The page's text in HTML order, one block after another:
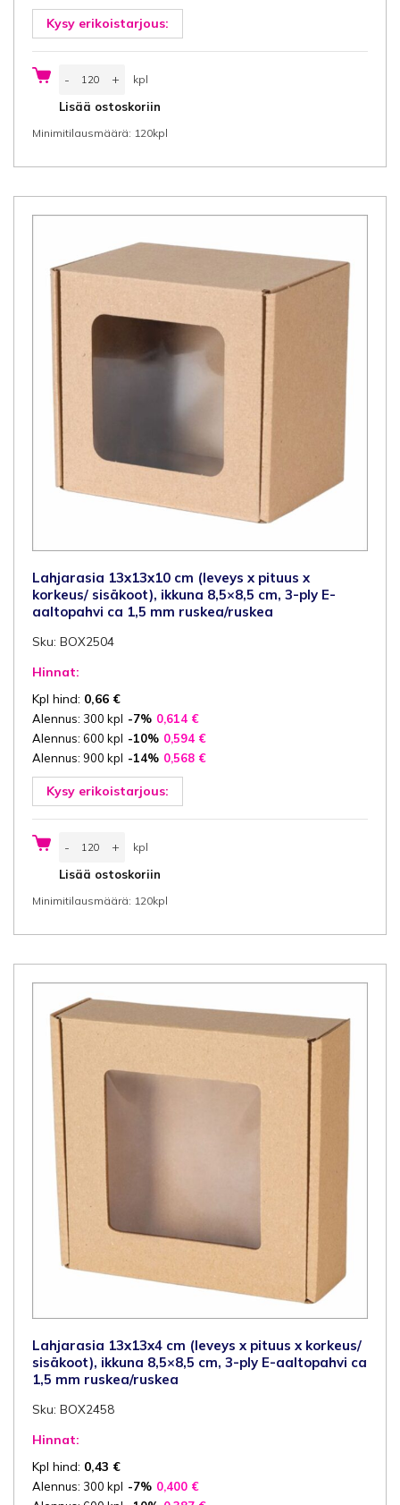
Kysy erikoistarjous:
-
11x11x2
(leveys
pituus
sisäkoot),
5x5
aaltopahvi
ca
1,5
ruskea/ruskea
kpl
+ kpl
Lisää ostoskoriin
Minimitilausmäärä: 120kpl
Lahjarasia 13x13x10 cm (leveys x pituus x
korkeus/ sisäkoot), ikkuna 8,5×8,5 cm, 3-ply E-
aaltopahvi ca 1,5 mm ruskea/ruskea
Sku: BOX2504
Hinnat:
Kpl hind: 0,66 €
Alennus: 300 kpl -7% 0,614 €
Alennus: 600 kpl -10% 0,594 €
Alennus: 900 kpl -14% 0,568 €
Kysy erikoistarjous:
-
13x13x10
(leveys
pituus
sisäkoot),
8,5x8,5
E-
aaltopahvi
ca
mm
ruskea/ruskea
määrä
kpl
+ kpl
Lisää ostoskoriin
Minimitilausmäärä: 120kpl
Lahjarasia 13x13x4 cm (leveys x pituus x korkeus/
sisäkoot), ikkuna 8,5×8,5 cm, 3-ply E-aaltopahvi ca
1,5 mm ruskea/ruskea
Sku: BOX2458
Hinnat:
Kpl hind: 0,43 €
Alennus: 300 kpl -7% 0,400 €